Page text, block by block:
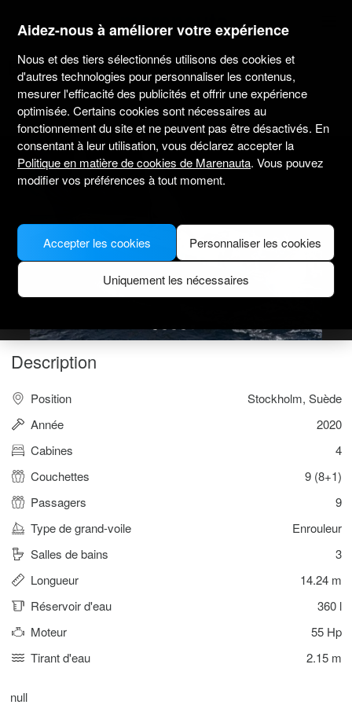
marenauta
Bavaria Cruiser 46 - Stockholm
4.7(6 sur le loueur) Sans skipper uniquement
Professionnel
Saltsjö Pir Marina
Bateau vérifié
Description
Position
Stockholm, Suède
Année
2020
Cabines
4
Couchettes
9 (8+1)
Passagers
9
Type de grand-voile
Enrouleur
Salles de bains
3
Longueur
14.24 m
Réservoir d'eau
360 l
Moteur
55 Hp
Tirant d'eau
2.15 m
null
Aidez-nous à améliorer votre expérience
Nous et des tiers sélectionnés utilisons des cookies et
d'autres technologies pour personnaliser les contenus,
mesurer l'efficacité des publicités et offrir une expérience
optimisée. Certains cookies sont nécessaires au
fonctionnement du site et ne peuvent pas être désactivés. En
consentant à leur utilisation, vous déclarez accepter la
Politique en matière de cookies de Marenauta. Vous pouvez
modifier vos préférences à tout moment.
Personnaliser les cookies
Uniquement les nécessaires
Accepter les cookies